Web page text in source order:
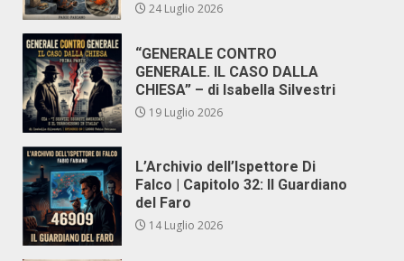
24 Luglio 2026
“GENERALE CONTRO
GENERALE. IL CASO DALLA
CHIESA” – di Isabella Silvestri
19 Luglio 2026
L’Archivio dell’Ispettore Di
Falco | Capitolo 32: Il Guardiano
del Faro
14 Luglio 2026